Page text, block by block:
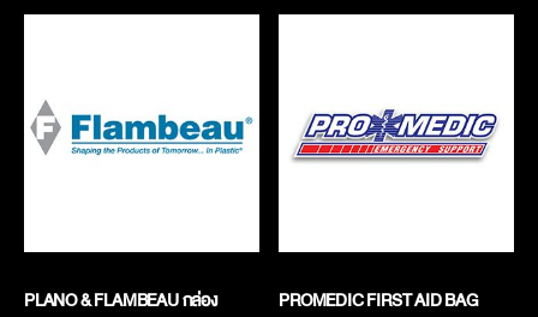
PLANO & FLAMBEAU กล่อง
PROMEDIC FIRST AID BAG